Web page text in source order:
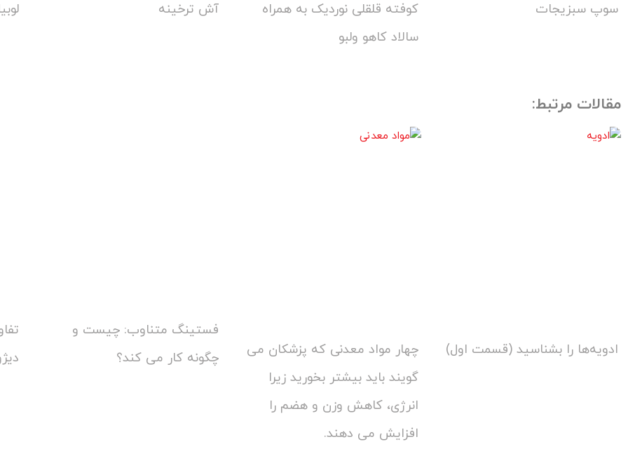
سوپ سبزیجات
کوفته قلقلی نوردیک به همراه
سالاد کاهو ولبو
آش ترخینه
مقالات مرتبط:
ادویه‌ها را بشناسید (قسمت اول)
چهار مواد معدنی که پزشکان می
گویند باید بیشتر بخورید زیرا
انرژی، کاهش وزن و هضم را
افزایش می دهند.
فستینگ متناوب: چیست و
چگونه کار می کند؟